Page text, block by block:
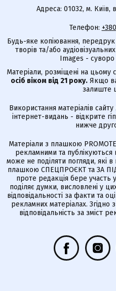
Адреса: 01032, м. Київ,
Телефон:
Будь-яке копіювання,
творів та/або
Images - суворо
Матеріали, розміщені на цьому
осіб віком від 21 року. Якщо
залиште
Використання матеріалів
інтернет-видань - відкрите
нижче
Матеріали з плашкою
рекламними та
може не поділяти погляди, які
плашкою СПЕЦПРОЄКТ та ЗА
проте редакція бере участь
поділяє думки, висловлені у
відповідальності за факти та
рекламних матеріалах. Згідно
відповідальність за зміст